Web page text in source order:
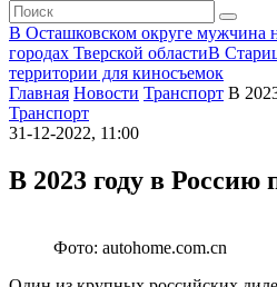
В Осташковском округе мужчина
городах Тверской областиВ
территории для киносъемок
Главная Новости Транспорт В
Транспорт
31-12-2022, 11:00
В 2023 году в
Фото: autohome.com.cn